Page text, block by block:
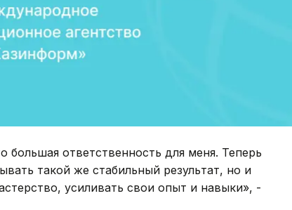
большая ответственность для меня. Теперь
такой же стабильный результат, но и
усиливать свои опыт и навыки», -